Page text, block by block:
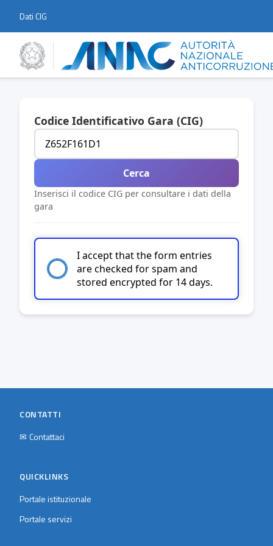
Dati CIG
Codice Identificativo Gara (CIG)
Cerca
Inserisci il codice CIG per consultare i dati della
gara
I accept that the form entries
are checked for spam and
stored encrypted for 14 days.
CONTATTI
✉ Contattaci
QUICKLINKS
Portale istituzionale
Portale servizi